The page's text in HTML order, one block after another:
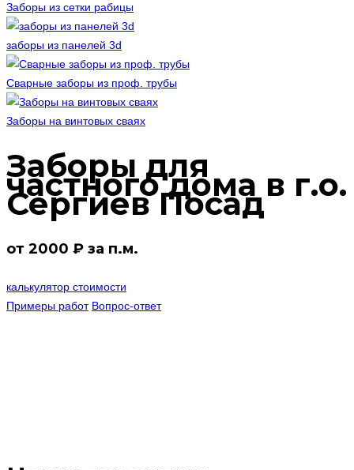
Заборы из сетки рабицы
заборы из панелей 3d
Сварные заборы из проф. трубы
Заборы на винтовых сваях
Заборы для
частного дома в г.о.
Сергиев Посад
от 2000 ₽ за п.м.
калькулятор стоимости
Примеры работ Вопрос-ответ